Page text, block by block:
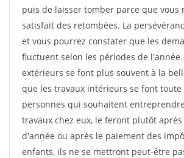
puis de laisser tomber parce que vous
satisfait des retombées. La
et vous pourrez constater que les
fluctuent selon les périodes de
extérieurs se font plus souvent à la
que les travaux intérieurs se font toute
personnes qui souhaitent
travaux chez eux, le feront plutôt
d'année ou après le paiement des
enfants, ils ne se mettront peut-être